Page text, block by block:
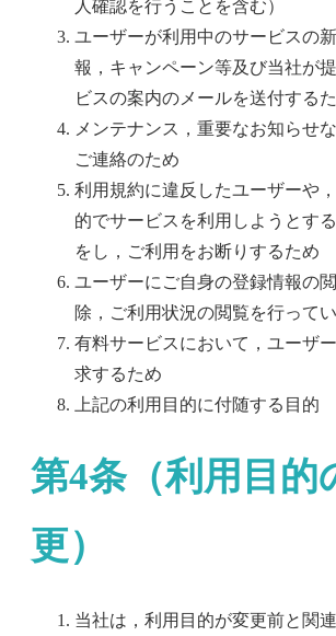
人確認を行うことを含む）
ユーザーが利用中のサービスの
報，キャンペーン等及び当社が
ビスの案内のメールを送付する
メンテナンス，重要なお知らせ
ご連絡のため
利用規約に違反したユーザーや
的でサービスを利用しようとす
をし，ご利用をお断りするため
ユーザーにご自身の登録情報の
除，ご利用状況の閲覧を行って
有料サービスにおいて，ユーザ
求するため
上記の利用目的に付随する目的
第4条（利用目的
更）
当社は，利用目的が変更前と関